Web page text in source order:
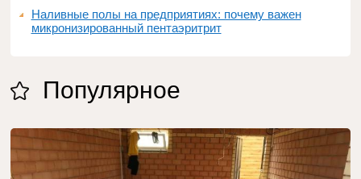
Наливные полы на предприятиях: почему важен
микронизированный пентаэритрит
Популярное